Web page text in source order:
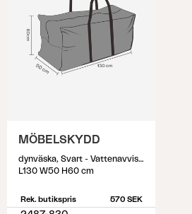
MÖBELSKYDD
dynväska, Svart - Vattenavvisande
L130 W50 H60 cm
Rek. butikspris 570 SEK